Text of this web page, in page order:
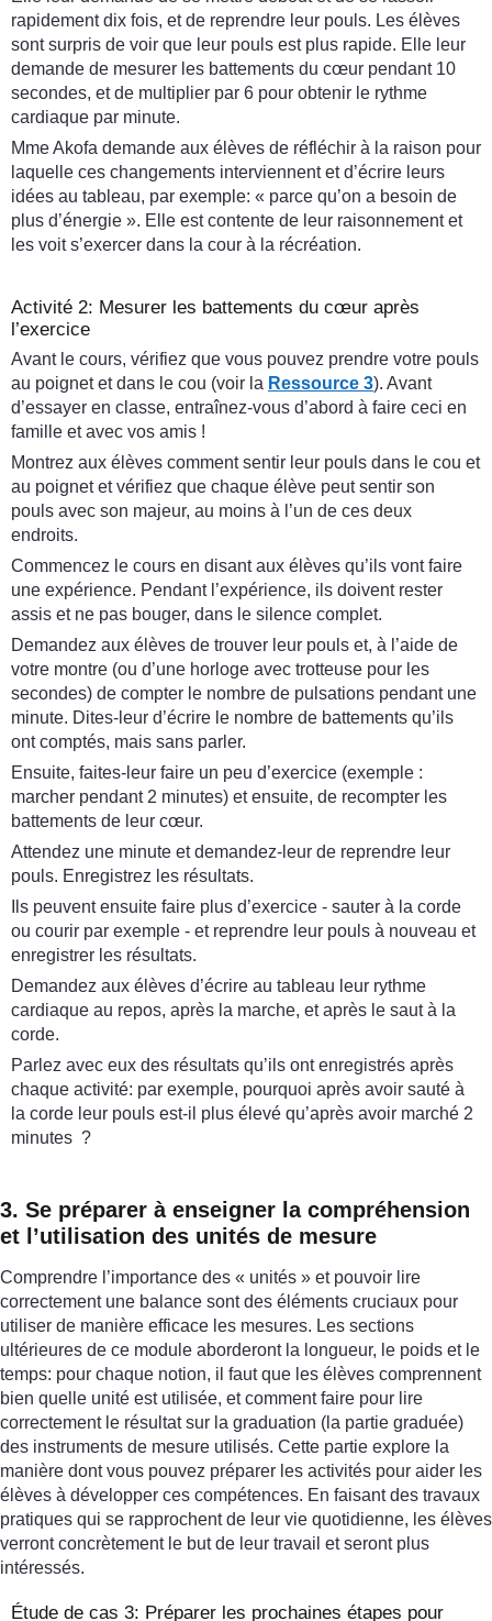
rapidement dix fois, et de reprendre leur pouls. Les élèves
sont surpris de voir que leur pouls est plus rapide. Elle leur
demande de mesurer les battements du cœur pendant 10
secondes, et de multiplier par 6 pour obtenir le rythme
cardiaque par minute.
Mme Akofa demande aux élèves de réfléchir à la raison pour
laquelle ces changements interviennent et d’écrire leurs
idées au tableau, par exemple: « parce qu’on a besoin de
plus d’énergie ». Elle est contente de leur raisonnement et
les voit s’exercer dans la cour à la récréation.
Activité 2: Mesurer les battements du cœur après
l’exercice
Avant le cours, vérifiez que vous pouvez prendre votre pouls
au poignet et dans le cou (voir la Ressource 3). Avant
d’essayer en classe, entraînez-vous d’abord à faire ceci en
famille et avec vos amis !
Montrez aux élèves comment sentir leur pouls dans le cou et
au poignet et vérifiez que chaque élève peut sentir son
pouls avec son majeur, au moins à l’un de ces deux
endroits.
Commencez le cours en disant aux élèves qu’ils vont faire
une expérience. Pendant l’expérience, ils doivent rester
assis et ne pas bouger, dans le silence complet.
Demandez aux élèves de trouver leur pouls et, à l’aide de
votre montre (ou d’une horloge avec trotteuse pour les
secondes) de compter le nombre de pulsations pendant une
minute. Dites-leur d’écrire le nombre de battements qu’ils
ont comptés, mais sans parler.
Ensuite, faites-leur faire un peu d’exercice (exemple :
marcher pendant 2 minutes) et ensuite, de recompter les
battements de leur cœur.
Attendez une minute et demandez-leur de reprendre leur
pouls. Enregistrez les résultats.
Ils peuvent ensuite faire plus d’exercice - sauter à la corde
ou courir par exemple - et reprendre leur pouls à nouveau et
enregistrer les résultats.
Demandez aux élèves d’écrire au tableau leur rythme
cardiaque au repos, après la marche, et après le saut à la
corde.
Parlez avec eux des résultats qu’ils ont enregistrés après
chaque activité: par exemple, pourquoi après avoir sauté à
la corde leur pouls est-il plus élevé qu’après avoir marché 2
minutes ?
3. Se préparer à enseigner la compréhension
et l’utilisation des unités de mesure
Comprendre l’importance des « unités » et pouvoir lire
correctement une balance sont des éléments cruciaux pour
utiliser de manière efficace les mesures. Les sections
ultérieures de ce module aborderont la longueur, le poids et le
temps: pour chaque notion, il faut que les élèves comprennent
bien quelle unité est utilisée, et comment faire pour lire
correctement le résultat sur la graduation (la partie graduée)
des instruments de mesure utilisés. Cette partie explore la
manière dont vous pouvez préparer les activités pour aider les
élèves à développer ces compétences. En faisant des travaux
pratiques qui se rapprochent de leur vie quotidienne, les élèves
verront concrètement le but de leur travail et seront plus
intéressés.
Étude de cas 3: Préparer les prochaines étapes pour